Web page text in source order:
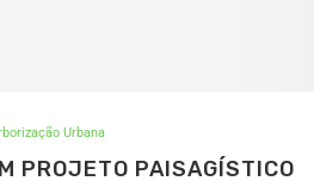
Urbana
PROJETO PAISAGÍSTICO